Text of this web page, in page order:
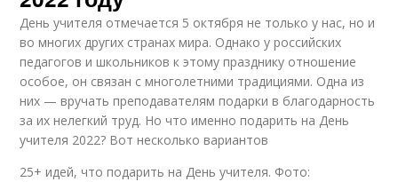
День учителя отмечается 5 октября не только у нас, но и
во многих других странах мира. Однако у российских
педагогов и школьников к этому празднику отношение
особое, он связан с многолетними традициями. Одна из
них — вручать преподавателям подарки в благодарность
за их нелегкий труд. Но что именно подарить на День
учителя 2022? Вот несколько вариантов
25+ идей, что подарить на День учителя. Фото: